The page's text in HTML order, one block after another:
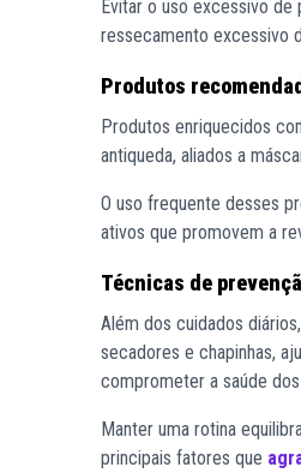
Evitar o uso excessivo
ressecamento excessivo
Produtos
Produtos enriquecidos
antiqueda, aliados a
O uso frequente desses
ativos que promovem a
Técnicas de
Além dos cuidados
secadores e chapinhas,
comprometer a saúde
Manter uma rotina
principais fatores que